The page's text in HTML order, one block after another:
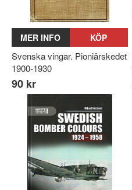
MER INFO KÖP
Svenska vingar. Pioniärskedet
1900-1930
90 kr